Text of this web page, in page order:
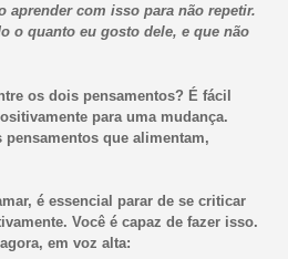
aprender com isso para não repetir.
o quanto eu gosto dele, e que não
os dois pensamentos? É fácil
para uma mudança.
que alimentam,
é essencial parar de se criticar
Você é capaz de fazer isso.
em voz alta: